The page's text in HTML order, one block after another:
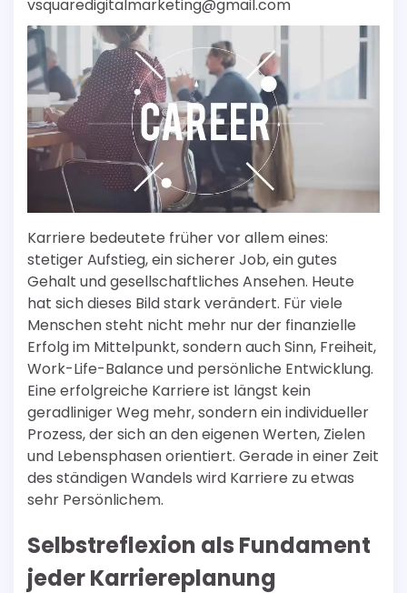
vsquaredigitalmarketing@gmail.com
Karriere bedeutete früher vor allem eines:
stetiger Aufstieg, ein sicherer Job, ein gutes
Gehalt und gesellschaftliches Ansehen. Heute
hat sich dieses Bild stark verändert. Für viele
Menschen steht nicht mehr nur der finanzielle
Erfolg im Mittelpunkt, sondern auch Sinn, Freiheit,
Work-Life-Balance und persönliche Entwicklung.
Eine erfolgreiche Karriere ist längst kein
geradliniger Weg mehr, sondern ein individueller
Prozess, der sich an den eigenen Werten, Zielen
und Lebensphasen orientiert. Gerade in einer Zeit
des ständigen Wandels wird Karriere zu etwas
sehr Persönlichem.
Selbstreflexion als Fundament
jeder Karriereplanung